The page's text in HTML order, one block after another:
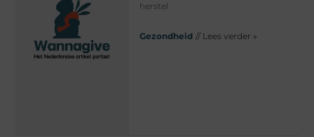
herstel
Gezondheid // Lees verder »